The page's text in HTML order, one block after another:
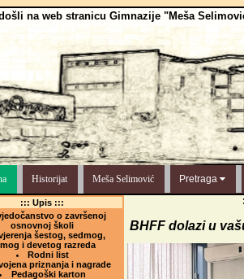
na web stranicu Gimnazije "Meša
Historijat Meša Selimović Pretraga
::: Upis :::
o završenoj
osnovnoj školi
šestog, sedmog,
i devetog razreda
Rodni list
priznanja i nagrade
Pedagoški karton
BHFF dolazi u